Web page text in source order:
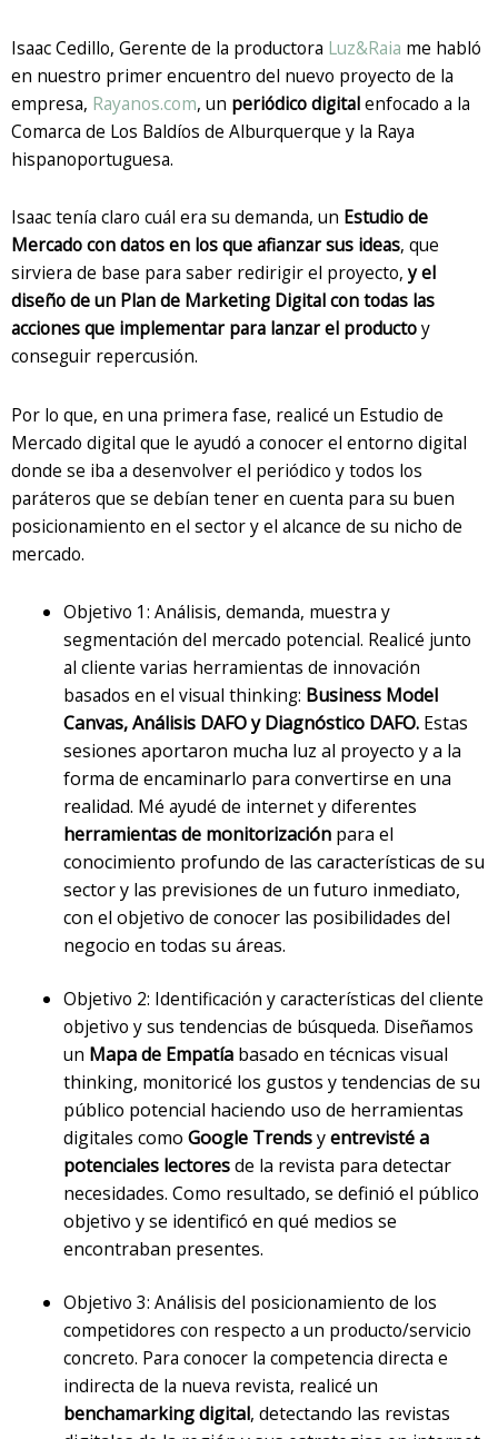
Isaac Cedillo, Gerente de la productora Luz&Raia me habló
en nuestro primer encuentro del nuevo proyecto de la
empresa, Rayanos.com, un periódico digitalenfocado a la
Comarca de Los Baldíos de Alburquerque y la Raya
hispanoportuguesa.
Isaac tenía claro cuál era su demanda, un Estudio de
Mercadocon datos en los que afianzar sus ideas, que
sirviera de base para saber redirigir el proyecto,y el
diseño de un Plan de Marketing Digital con todas las
acciones que implementar para lanzar el productoy
conseguir repercusión.
Por lo que, en una primera fase, realicé un Estudio de
Mercado digital que le ayudó a conocer el entorno digital
donde se iba a desenvolver el periódico y todos los
paráteros que se debían tener en cuenta para su buen
posicionamiento en el sector y el alcance de su nicho de
mercado.
Objetivo 1: Análisis, demanda, muestra y
segmentación del mercado potencial. Realicé junto
al cliente varias herramientas de innovación
basados en el visual thinking: Business Model
Canvas, Análisis DAFO y Diagnóstico DAFO.Estas
sesiones aportaron mucha luz al proyecto y a la
forma de encaminarlo para convertirse en una
realidad. Mé ayudé de internet y diferentes
herramientas de monitorización para el
conocimiento profundo de las características de su
sector y las previsiones de un futuro inmediato,
con el objetivo de conocer las posibilidades del
negocio en todas su áreas.
Objetivo 2: Identificación y características del cliente
objetivo y sus tendencias de búsqueda. Diseñamos
un Mapa de Empatía basado en técnicas visual
thinking, monitoricé los gustos y tendencias de su
público potencial haciendo uso de herramientas
digitales como Google Trendsyentrevisté a
potenciales lectoresde la revista para detectar
necesidades. Como resultado, se definió el público
objetivo y se identificó en qué medios se
encontraban presentes.
Objetivo 3: Análisis del posicionamiento de los
competidores con respecto a un producto/servicio
concreto. Para conocer la competencia directa e
indirecta de la nueva revista, realicé un
benchamarking digital, detectando las revistas